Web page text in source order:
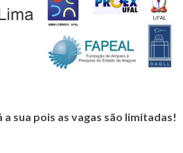
sua pois as vagas são limitadas!